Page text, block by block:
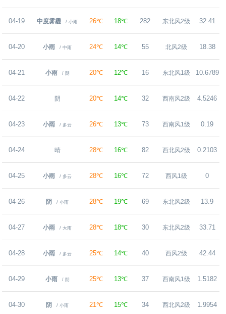
04-19 中度雾霾 / 小雨 26℃ 18℃ 282 东北风2级 32.41
04-20 小雨 / 中雨 24℃ 14℃ 55 北风2级 18.38
04-21 小雨 / 阴 20℃ 12℃ 16 东北风1级 10.6789
04-22 阴 20℃ 14℃ 32 西南风2级 4.5246
04-23 小雨 / 多云 26℃ 13℃ 73 西南风1级 0.19
04-24 晴 28℃ 16℃ 82 西北风2级 0.2103
04-25 小雨 / 多云 28℃ 16℃ 72 西风1级 0
04-26 阴 / 小雨 28℃ 19℃ 69 东北风2级 13.9
04-27 小雨 / 大雨 28℃ 18℃ 30 东北风2级 33.71
04-28 小雨 / 多云 25℃ 14℃ 40 西风2级 42.44
04-29 小雨 / 阴 25℃ 13℃ 37 西南风1级 1.5182
04-30 阴 / 小雨 21℃ 15℃ 34 西北风2级 1.9954